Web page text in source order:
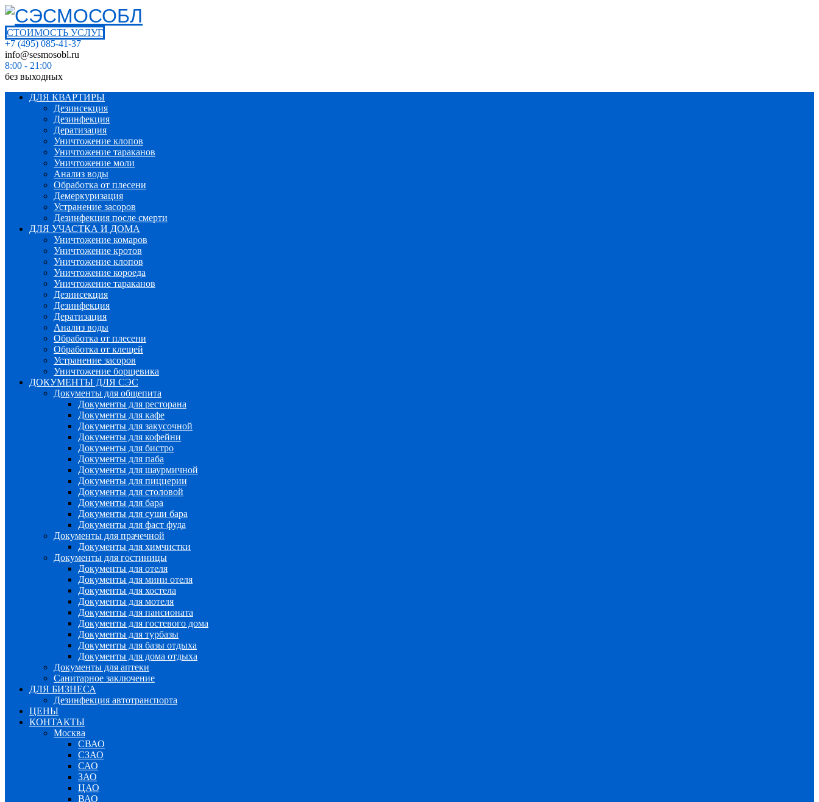
СТОИМОСТЬ УСЛУГ
+7 (495) 085-41-37
info@sesmosobl.ru
8:00 - 21:00
без выходных
ДЛЯ КВАРТИРЫ
Дезинсекция
Дезинфекция
Дератизация
Уничтожение клопов
Уничтожение тараканов
Уничтожение моли
Анализ воды
Обработка от плесени
Демеркуризация
Устранение засоров
Дезинфекция после смерти
ДЛЯ УЧАСТКА И ДОМА
Уничтожение комаров
Уничтожение кротов
Уничтожение клопов
Уничтожение короеда
Уничтожение тараканов
Дезинсекция
Дезинфекция
Дератизация
Анализ воды
Обработка от плесени
Обработка от клещей
Устранение засоров
Уничтожение борщевика
ДОКУМЕНТЫ ДЛЯ СЭС
Документы для общепита
Документы для ресторана
Документы для кафе
Документы для закусочной
Документы для кофейни
Документы для бистро
Документы для паба
Документы для шаурмичной
Документы для пиццерии
Документы для столовой
Документы для бара
Документы для суши бара
Документы для фаст фуда
Документы для прачечной
Документы для химчистки
Документы для гостиницы
Документы для отеля
Документы для мини отеля
Документы для хостела
Документы для мотеля
Документы для пансионата
Документы для гостевого дома
Документы для турбазы
Документы для базы отдыха
Документы для дома отдыха
Документы для аптеки
Санитарное заключение
ДЛЯ БИЗНЕСА
Дезинфекция автотранспорта
ЦЕНЫ
КОНТАКТЫ
Москва
СВАО
СЗАО
САО
ЗАО
ЦАО
ВАО